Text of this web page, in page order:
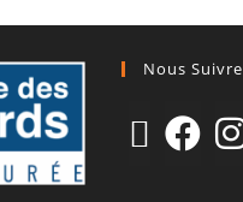
Nous Suivre